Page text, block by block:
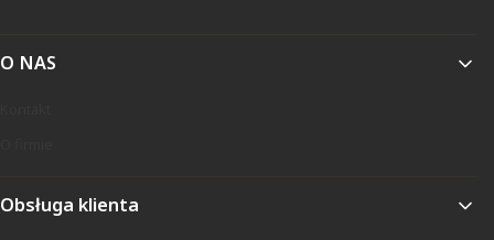
Linki w stopce
O NAS
Obsługa klienta